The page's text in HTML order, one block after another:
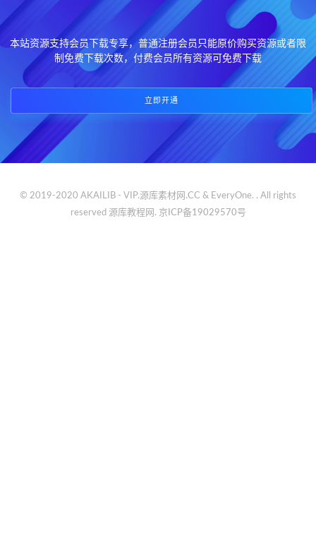
本站资源支持会员下载专享，普通注册会员只能原价购买资源或者限
制免费下载次数，付费会员所有资源可免费下载
立即开通
© 2019-2020 AKAILIB - VIP.源库素材网.CC & EveryOne. . All rights
reserved 源库教程网. 京ICP备19029570号